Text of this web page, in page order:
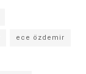
ece özdemir